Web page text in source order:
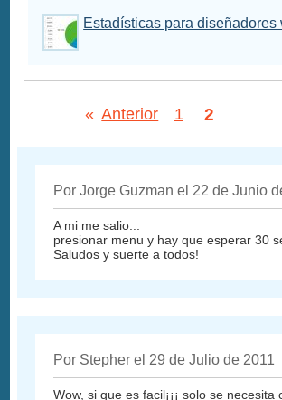
Estadísticas para diseñadores
« Anterior 1 2
Por Jorge Guzman el 22 de Junio
A mi me salio...
presionar menu y hay que esperar 30
Saludos y suerte a todos!
Por Stepher el 29 de Julio de 2011
Wow, si que es facil¡¡¡ solo se necesita